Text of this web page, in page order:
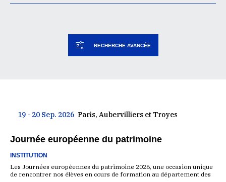
RECHERCHE AVANCÉE
19 - 20 Sep. 2026 Paris, Aubervilliers et Troyes
Journée européenne du patrimoine
INSTITUTION
Les Journées européennes du patrimoine 2026, une occasion unique
de rencontrer nos élèves en cours de formation au département des